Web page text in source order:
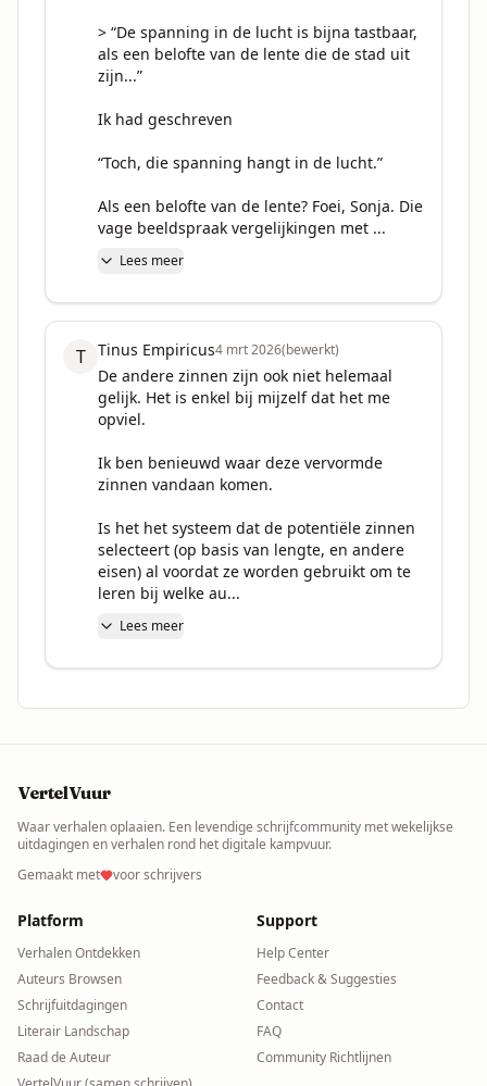
> “De spanning in de lucht is bijna tastbaar,
als een belofte van de lente die de stad uit
zijn...”
Ik had geschreven
“Toch, die spanning hangt in de lucht.”
Als een belofte van de lente? Foei, Sonja. Die
vage beeldspraak vergelijkingen met ...
Lees meer
T Tinus Empiricus4 mrt 2026(bewerkt)
De andere zinnen zijn ook niet helemaal
gelijk. Het is enkel bij mijzelf dat het me
opviel.
Ik ben benieuwd waar deze vervormde
zinnen vandaan komen.
Is het het systeem dat de potentiële zinnen
selecteert (op basis van lengte, en andere
eisen) al voordat ze worden gebruikt om te
leren bij welke au...
Lees meer
VertelVuur
Waar verhalen oplaaien. Een levendige schrijfcommunity met wekelijkse
uitdagingen en verhalen rond het digitale kampvuur.
Gemaakt met
voor schrijvers
Platform
Verhalen Ontdekken
Auteurs Browsen
Schrijfuitdagingen
Literair Landschap
Raad de Auteur
Support
Help Center
Feedback & Suggesties
Contact
FAQ
Community Richtlijnen